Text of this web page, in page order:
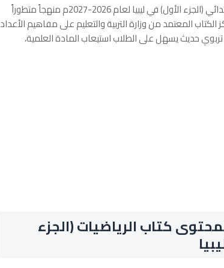
يقدم كتاب الرياضيات للصف الثاني الابتدائي (الجزء الأول) في ليبيا لعام 2026-2027م منهجاً متطوراً
الكتاب المعتمد من وزارة التربية والتعليم على مفاهيم الأعداد
حديث يسهل على الطلاب استيعاب المادة العلمية،
كتاب الرياضيات (الجزء